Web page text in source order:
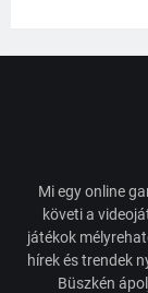
Mi egy online
követi a
játékok
hírek és trendek
Büszkén